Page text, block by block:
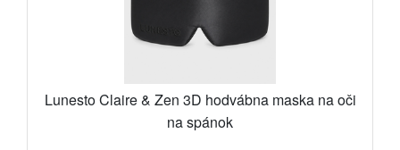
Lunesto Claire & Zen 3D hodvábna maska ​​na oči
na spánok